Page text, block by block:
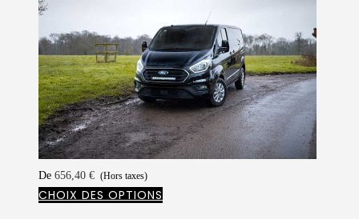
De 656,40 € (Hors taxes)
CHOIX DES OPTIONS